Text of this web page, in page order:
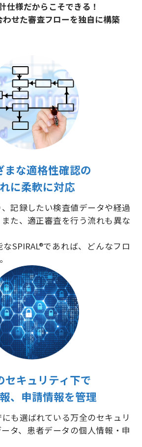
仕様だからこそできる！
せた審査フローを独自に構築
まな適格性確認の
に柔軟に対応
記録したい検査値データや経過
た、適正審査を行う流れも異な
SPIRAL®であれば、どんなフロ
セキュリティ下で
、申請情報を管理
も選ばれている万全のセキュリ
タ、患者データの個人情報・申